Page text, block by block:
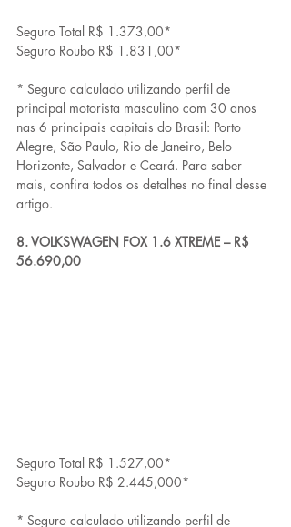
Seguro Total R$ 1.373,00*
Seguro Roubo R$ 1.831,00*
* Seguro calculado utilizando perfil de
principal motorista masculino com 30 anos
nas 6 principais capitais do Brasil: Porto
Alegre, São Paulo, Rio de Janeiro, Belo
Horizonte, Salvador e Ceará. Para saber
mais, confira todos os detalhes no final desse
artigo.
8. VOLKSWAGEN FOX 1.6 XTREME – R$
56.690,00
Seguro Total R$ 1.527,00*
Seguro Roubo R$ 2.445,000*
* Seguro calculado utilizando perfil de